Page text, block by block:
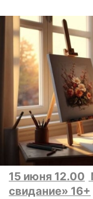
15 июня 12.00
свидание» 16+